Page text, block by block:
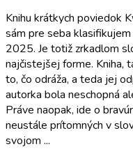
Knihu krátkych poviedok
sám pre seba
2025. Je totiž zrkadlom
najčistejšej forme. Kniha,
to, čo odráža, a teda jej
autorka bola neschopná
Práve naopak, ide o
neustále prítomných v
svojom ...